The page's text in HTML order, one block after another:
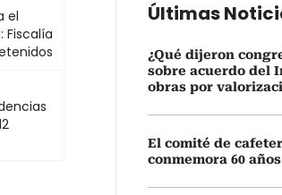
el
Últimas
¿Qué dijeron
sobre acuerdo del
obras por
El comité de
conmemora 60 años